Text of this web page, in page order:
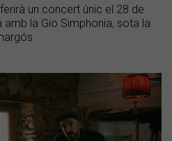
un concert únic el 28 de
amb la Gio Simphonia, sota la